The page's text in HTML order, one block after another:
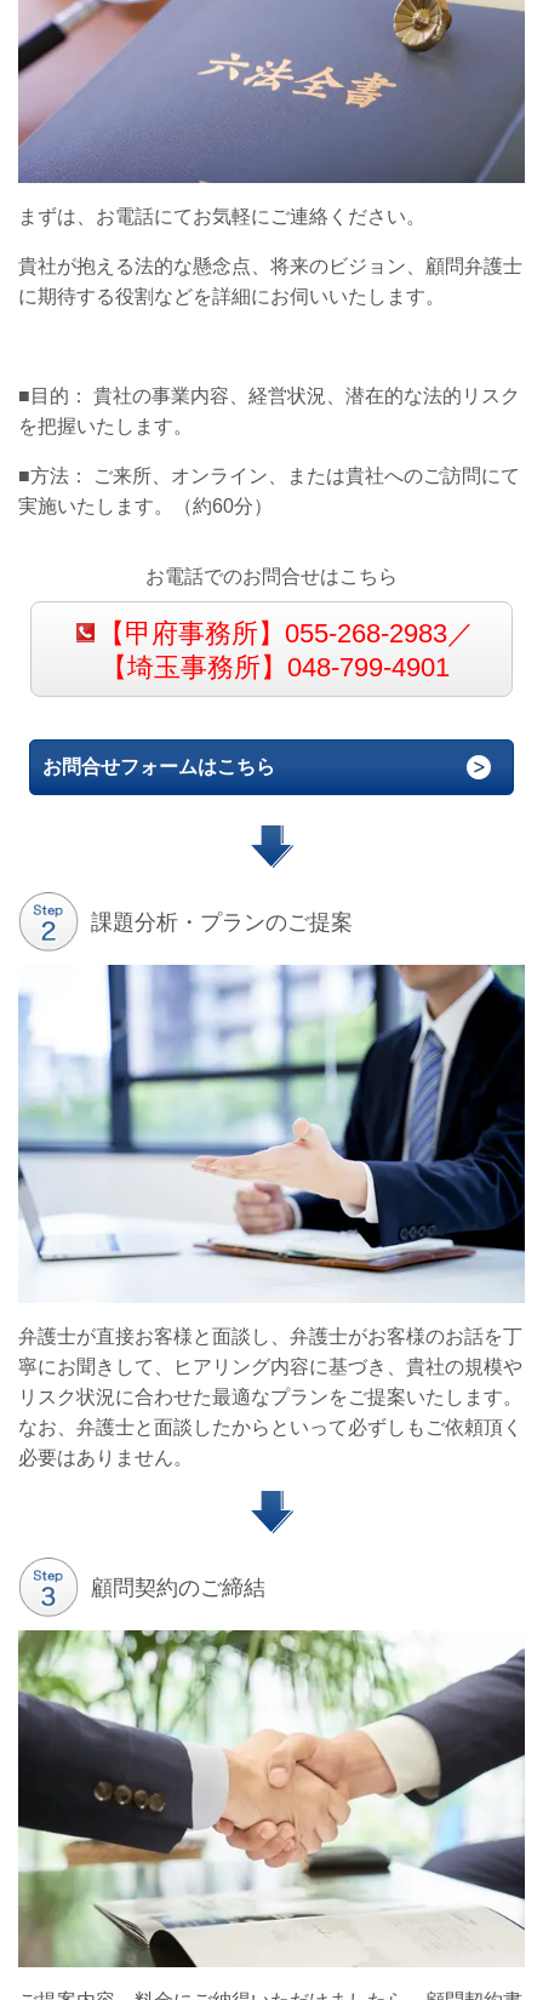
まずは、お電話にてお気軽にご連絡ください。
貴社が抱える法的な懸念点、将来のビジョン、顧問弁護士
に期待する役割などを詳細にお伺いいたします。
■目的： 貴社の事業内容、経営状況、潜在的な法的リスク
を把握いたします。
■方法： ご来所、オンライン、または貴社へのご訪問にて
実施いたします。（約60分）
お電話でのお問合せはこちら
【甲府事務所】055-268-2983／
【埼玉事務所】048-799-4901
お問合せフォームはこちら
課題分析・プランのご提案
弁護士が直接お客様と面談し、弁護士がお客様のお話を丁
寧にお聞きして、
ヒアリング内容に基づき、貴社の規模や
リスク状況に合わせた最適なプランをご提案いたします。
なお、 弁護士と面談したからといって必ずしもご依頼頂く
必要はありません。
顧問契約のご締結